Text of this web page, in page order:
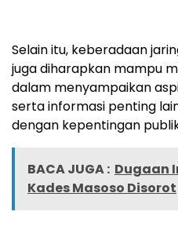
Selain itu, keberadaan
juga diharapkan mampu
dalam menyampaikan
serta informasi penting
dengan kepentingan
BACA JUGA : Dugaan
Kades Masoso Disorot